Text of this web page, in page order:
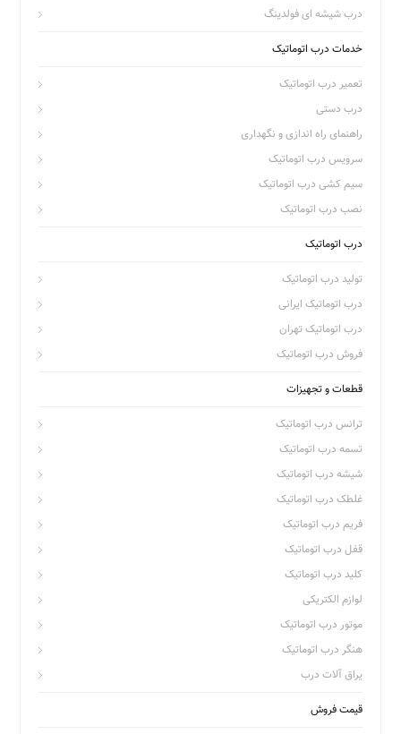
درب شیشه ای فولدینگ
خدمات درب اتوماتیک
تعمیر درب اتوماتیک
درب دستی
راهنمای راه اندازی و نگهداری
سرویس درب اتوماتیک
سیم کشی درب اتوماتیک
نصب درب اتوماتیک
درب اتوماتیک
تولید درب اتوماتیک
درب اتوماتیک ایرانی
درب اتوماتیک تهران
فروش درب اتوماتیک
قطعات و تجهیزات
ترانس درب اتوماتیک
تسمه درب اتوماتیک
شیشه درب اتوماتیک
غلطک درب اتوماتیک
فریم درب اتوماتیک
قفل درب اتوماتیک
کلید درب اتوماتیک
لوازم الکتریکی
موتور درب اتوماتیک
هنگر درب اتوماتیک
یراق آلات درب
قیمت فروش